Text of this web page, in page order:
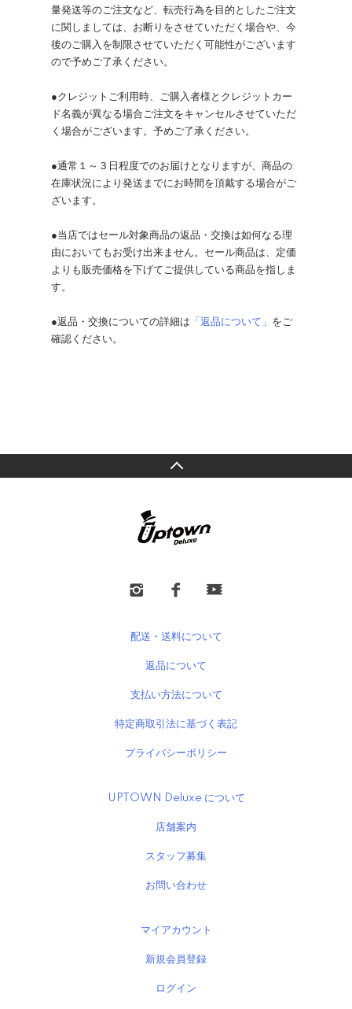
量発送等のご注文など、転売行為を目的としたご注文
に関しましては、お断りをさせていただく場合や、今
後のご購入を制限させていただく可能性がございます
ので予めご了承ください。
●クレジットご利用時、ご購入者様とクレジットカー
ド名義が異なる場合ご注文をキャンセルさせていただ
く場合がございます。予めご了承ください。
●通常１～３日程度でのお届けとなりますが、商品の
在庫状況により発送までにお時間を頂戴する場合がご
ざいます。
●当店ではセール対象商品の返品・交換は如何なる理
由においてもお受け出来ません。セール商品は、定価
よりも販売価格を下げてご提供している商品を指しま
す。
●返品・交換についての詳細は 「返品について」 をご
確認ください。
配送・送料について
返品について
支払い方法について
特定商取引法に基づく表記
プライバシーポリシー
UPTOWN Deluxe について
店舗案内
スタッフ募集
お問い合わせ
マイアカウント
新規会員登録
ログイン